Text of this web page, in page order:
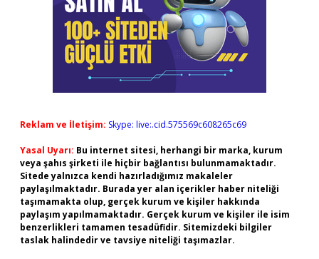
Reklam ve İletişim: Skype: live:.cid.575569c608265c69
Yasal Uyarı: Bu internet sitesi, herhangi bir marka, kurum
veya şahıs şirketi ile hiçbir bağlantısı bulunmamaktadır.
Sitede yalnızca kendi hazırladığımız makaleler
paylaşılmaktadır. Burada yer alan içerikler haber niteliği
taşımamakta olup, gerçek kurum ve kişiler hakkında
paylaşım yapılmamaktadır. Gerçek kurum ve kişiler ile isim
benzerlikleri tamamen tesadüfidir. Sitemizdeki bilgiler
taslak halindedir ve tavsiye niteliği taşımazlar.